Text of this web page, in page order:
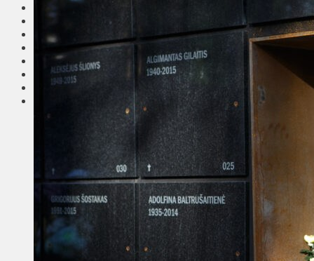
Соседи
Транспорт
Выбор читателей
Калейдоскоп
Армия
Сейм Литвы
Культура
Фоторепортаж
ЛК рекомендует
Сеньорам
Образование
Здравоохранение
Экология
Происшествия
Приграничье
Деньги
Визиты